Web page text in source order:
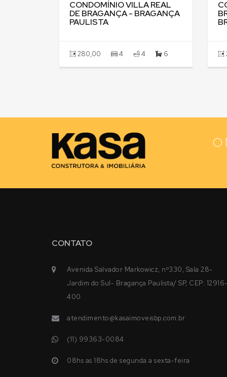
CONDOMÍNIO VILLA REAL
DE BRAGANÇA - BRAGANÇA
PAULISTA
280,00 4 4 6
O
CONTATO
Avenida Salvador Markowicz, nº330, Sala 28-
Jardim do Sul- Bragança Paulista/ SP, CEP: 12916-
400
atendimento@kasaimoveisbp.com.br
(11) 99363-0084
08hs as 18hs de segunda a sexta-feira